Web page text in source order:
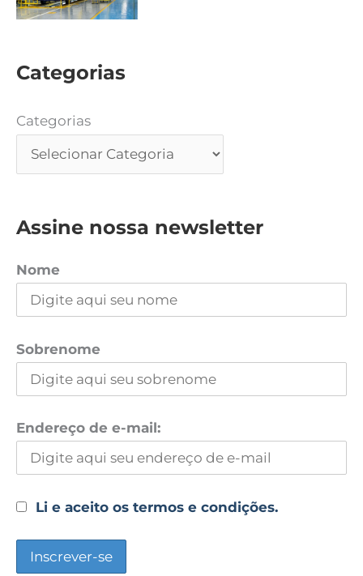
Categorias
Categorias
Assine nossa newsletter
Nome
Sobrenome
Endereço de e-mail:
Li e aceito os termos e condições.